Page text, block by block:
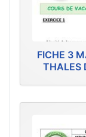
FICHE 3
THALES